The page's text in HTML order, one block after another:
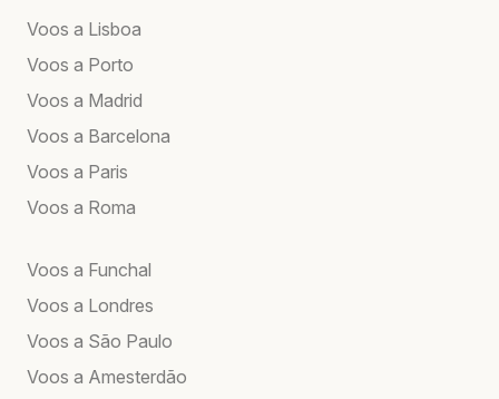
Voos a Lisboa
Voos a Porto
Voos a Madrid
Voos a Barcelona
Voos a Paris
Voos a Roma
Voos a Funchal
Voos a Londres
Voos a São Paulo
Voos a Amesterdão